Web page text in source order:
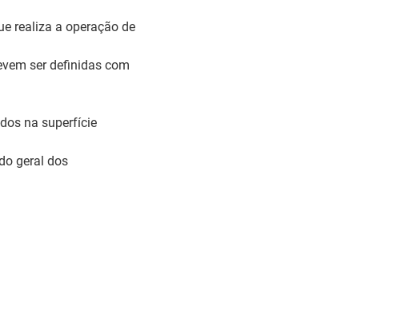
realiza a operação de
ser definidas com
na superfície
geral dos